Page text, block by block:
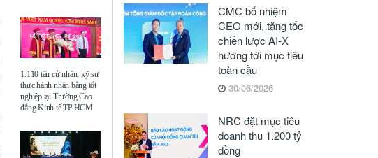
1.110 tân cử nhân, kỹ sư
thực hành nhận bằng tốt
nghiệp tại Trường Cao
đẳng Kinh tế TP.HCM
CMC bổ nhiệm
CEO mới, tăng tốc
chiến lược AI-X
hướng tới mục tiêu
toàn cầu
30/06/2026
NRC đặt mục tiêu
doanh thu 1.200 tỷ
đồng